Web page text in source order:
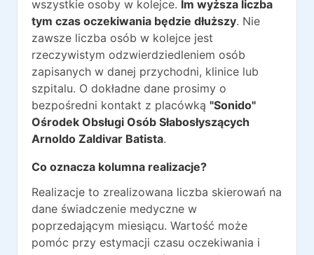
wszystkie osoby w kolejce. Im wyższa liczba
tym czas oczekiwania będzie dłuższy. Nie
zawsze liczba osób w kolejce jest
rzeczywistym odzwierdziedleniem osób
zapisanych w danej przychodni, klinice lub
szpitalu. O dokładne dane prosimy o
bezpośredni kontakt z placówką "Sonido"
Ośrodek Obsługi Osób Słabosłyszących
Arnoldo Zaldivar Batista.
Co oznacza kolumna realizacje?
Realizacje to zrealizowana liczba skierowań na
dane świadczenie medyczne w
poprzedającym miesiącu. Wartość może
pomóc przy estymacji czasu oczekiwania i